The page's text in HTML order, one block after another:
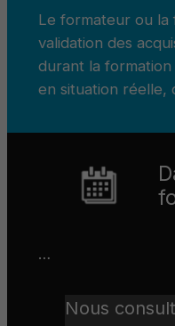
Le formateur ou
validation des
durant la formation
en situation réelle,
…
Nous